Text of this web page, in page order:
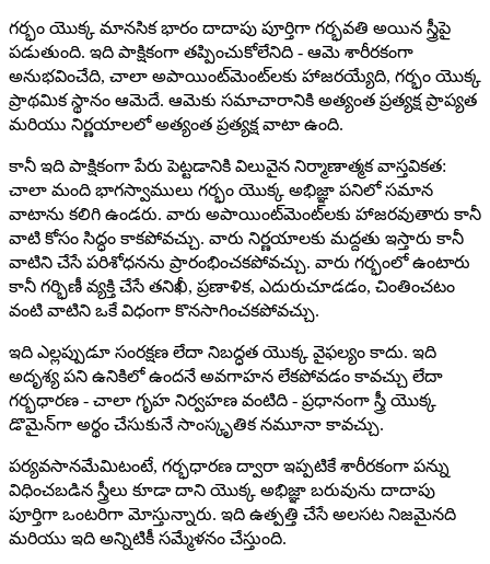
గర్భం యొక్క మానసిక భారం దాదాపు పూర్తిగా గర్భవతి అయిన స్త్రీపై
పడుతుంది. ఇది పాక్షికంగా తప్పించుకోలేనిది - ఆమె శారీరకంగా
అనుభవించేది, చాలా అపాయింట్‌మెంట్‌లకు హాజరయ్యేది, గర్భం యొక్క
ప్రాథమిక స్థానం ఆమెదే. ఆమెకు సమాచారానికి అత్యంత ప్రత్యక్ష ప్రాప్యత
మరియు నిర్ణయాలలో అత్యంత ప్రత్యక్ష వాటా ఉంది.
కానీ ఇది పాక్షికంగా పేరు పెట్టడానికి విలువైన నిర్మాణాత్మక వాస్తవికత:
చాలా మంది భాగస్వాములు గర్భం యొక్క అభిజ్ఞా పనిలో సమాన
వాటాను కలిగి ఉండరు. వారు అపాయింట్‌మెంట్‌లకు హాజరవుతారు కానీ
వాటి కోసం సిద్ధం కాకపోవచ్చు. వారు నిర్ణయాలకు మద్దతు ఇస్తారు కానీ
వాటిని చేసే పరిశోధనను ప్రారంభించకపోవచ్చు. వారు గర్భంలో ఉంటారు
కానీ గర్భిణీ వ్యక్తి చేసే తనిఖీ, ప్రణాళిక, ఎదురుచూడడం, చింతించటం
వంటి వాటిని ఒకే విధంగా కొనసాగించకపోవచ్చు.
ఇది ఎల్లప్పుడూ సంరక్షణ లేదా నిబద్ధత యొక్క వైఫల్యం కాదు. ఇది
అదృశ్య పని ఉనికిలో ఉందనే అవగాహన లేకపోవడం కావచ్చు లేదా
గర్భధారణ - చాలా గృహ నిర్వహణ వంటిది - ప్రధానంగా స్త్రీ యొక్క
డొమైన్‌గా అర్థం చేసుకునే సాంస్కృతిక నమూనా కావచ్చు.
పర్యవసానమేమిటంటే, గర్భధారణ ద్వారా ఇప్పటికే శారీరకంగా పన్ను
విధించబడిన స్త్రీలు కూడా దాని యొక్క అభిజ్ఞా బరువును దాదాపు
పూర్తిగా ఒంటరిగా మోస్తున్నారు. ఇది ఉత్పత్తి చేసే అలసట నిజమైనది
మరియు ఇది అన్నిటికీ సమ్మేళనం చేస్తుంది.